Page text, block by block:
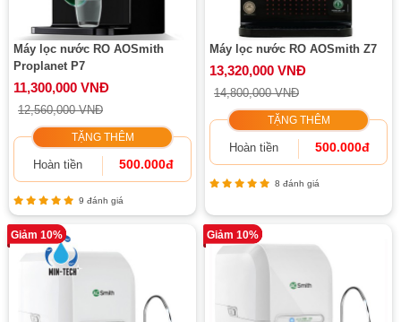
Máy lọc nước RO AOSmith
Proplanet P7
11,300,000 VNĐ
12,560,000 VNĐ
TẶNG THÊM
Hoàn tiền 500.000đ
9 đánh giá
Máy lọc nước RO AOSmith Z7
13,320,000 VNĐ
14,800,000 VNĐ
TẶNG THÊM
Hoàn tiền 500.000đ
8 đánh giá
Giảm 10% Giảm 10%